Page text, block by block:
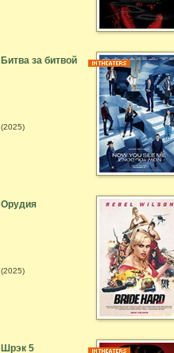
Битва за битвой
(2025)
Орудия
(2025)
Шрэк 5